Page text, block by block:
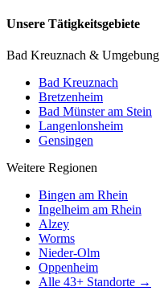
Unsere Tätigkeitsgebiete
Bad Kreuznach & Umgebung
Bad Kreuznach
Bretzenheim
Bad Münster am Stein
Langenlonsheim
Gensingen
Weitere Regionen
Bingen am Rhein
Ingelheim am Rhein
Alzey
Worms
Nieder-Olm
Oppenheim
Alle 43+ Standorte →